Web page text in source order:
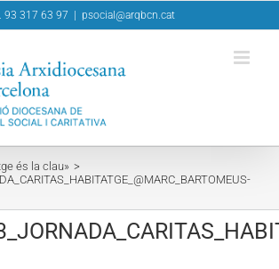
93 317 63 97 psocial@arqbcn.cat
és la clau»